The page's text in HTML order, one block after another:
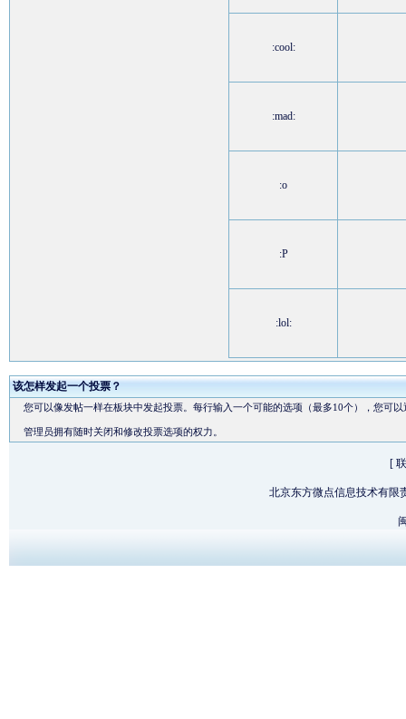
:cool:
:mad:
:o
:P
:lol:
该怎样发起一个投票？
您可以像发帖一样在板块中发起投票。每行输入一个可能的选项（最多10个），您可
管理员拥有随时关闭和修改投票选项的权力。
[
北京东方微点信息技术有限